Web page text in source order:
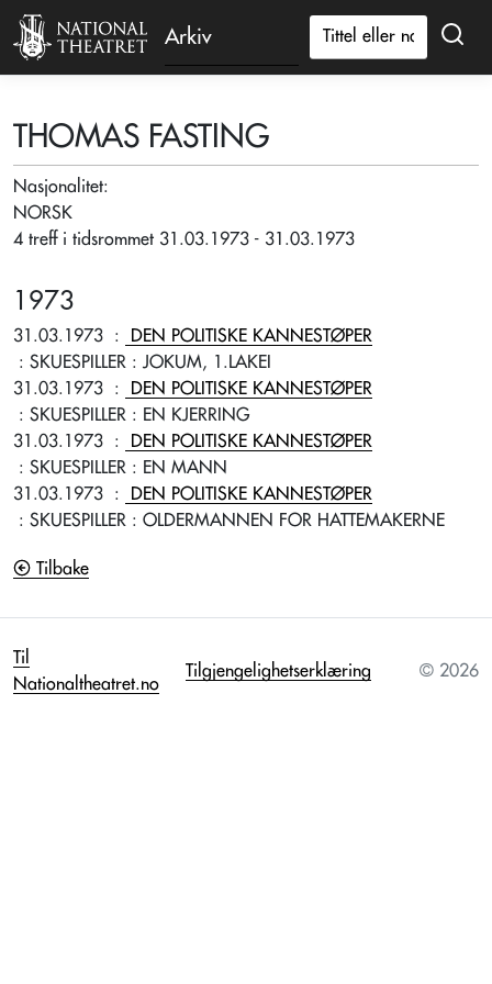
Arkiv
THOMAS FASTING
Nasjonalitet:
NORSK
4 treff i tidsrommet 31.03.1973 - 31.03.1973
1973
31.03.1973 :
DEN POLITISKE KANNESTØPER
: SKUESPILLER : JOKUM, 1.LAKEI
31.03.1973 :
DEN POLITISKE KANNESTØPER
: SKUESPILLER : EN KJERRING
31.03.1973 :
DEN POLITISKE KANNESTØPER
: SKUESPILLER : EN MANN
31.03.1973 :
DEN POLITISKE KANNESTØPER
: SKUESPILLER : OLDERMANNEN FOR HATTEMAKERNE
Tilbake
Til
Nationaltheatret.no
Tilgjengelighetserklæring © 2026